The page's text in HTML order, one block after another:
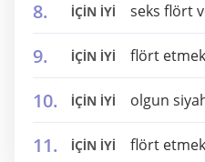
İÇİN İYİ seks flört
İÇİN İYİ flört
İÇİN İYİ olgun
İÇİN İYİ flört